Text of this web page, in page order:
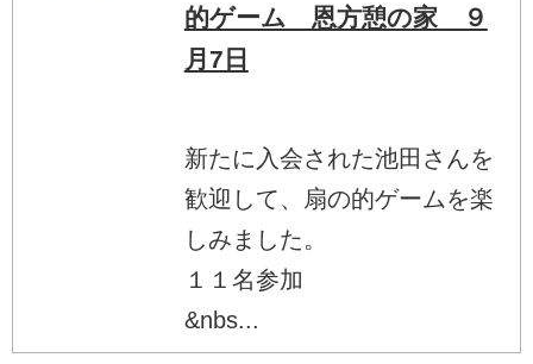
的ゲーム 恩方憩の家 ９
月7日
新たに入会された池田さんを
歓迎して、扇の的ゲームを楽
しみました。
１１名参加
&nbs...